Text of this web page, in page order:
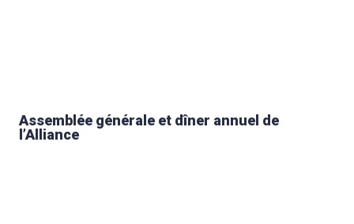
Assemblée générale et dîner annuel de
l’Alliance